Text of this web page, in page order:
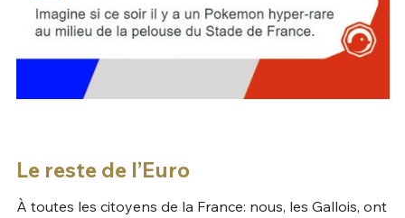
Le reste de l’Euro
À toutes les citoyens de la France: nous, les Gallois, ont